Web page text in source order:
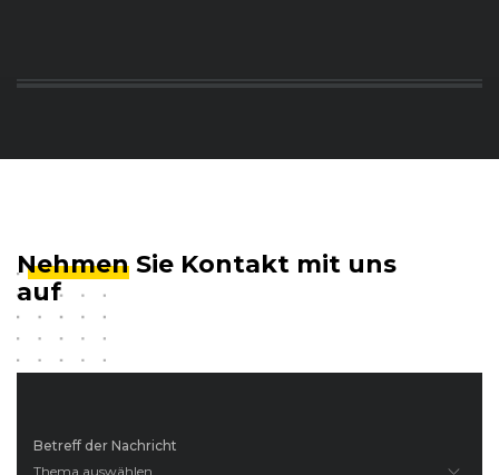
Betreff der Nachricht
Thema auswählen
Nehmen Sie Kontakt mit uns
auf